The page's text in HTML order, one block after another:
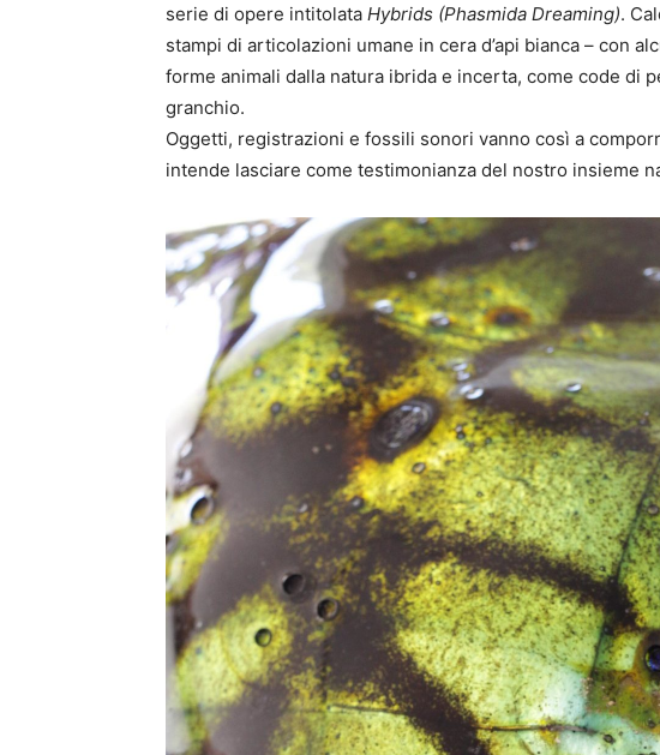
serie di opere intitolata Hybrids (Phasmida Dreaming).
stampi di articolazioni umane in cera d’api bianca – con
forme animali dalla natura ibrida e incerta, come code di
granchio.
Oggetti, registrazioni e fossili sonori vanno così a
intende lasciare come testimonianza del nostro insieme